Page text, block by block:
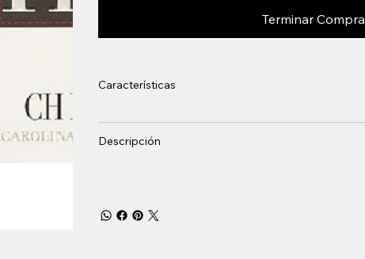
Terminar Compra
Características
Descripción